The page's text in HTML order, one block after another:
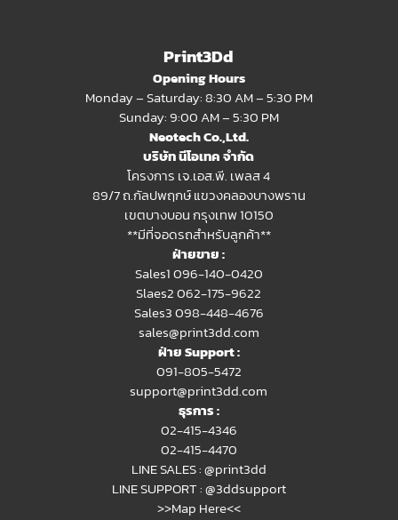
Print3Dd
Opening Hours
Monday – Saturday: 8:30 AM – 5:30 PM
Sunday: 9:00 AM – 5:30 PM
Neotech Co.,Ltd.
บริษัท นีโอเทค จำกัด
โครงการ เจ.เอส.พี. เพลส 4
89/7 ถ.กัลปพฤกษ์ แขวงคลองบางพราน
เขตบางบอน กรุงเทพ 10150
**มีที่จอดรถสำหรับลูกค้า**
ฝ่ายขาย :
Sales1 096-140-0420
Slaes2062-175-9622
Sales3 098-448-4676
sales@print3dd.com
ฝ่าย Support :
091-805-5472
support@print3dd.com
ธุรการ :
02-415-4346
02-415-4470
LINE SALES :@print3dd
LINE SUPPORT :@3ddsupport
>>Map Here<<